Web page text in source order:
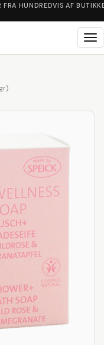
FRA HUNDREDVIS AF